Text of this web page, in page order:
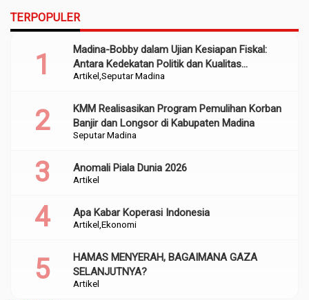
TERPOPULER
Artikel Seputar Madina
Madina-Bobby dalam Ujian Kesiapan Fiskal:
Antara Kedekatan Politik dan Kualitas
Perencanaan
Seputar Madina
KMM Realisasikan Program Pemulihan Korban
Banjir dan Longsor di Kabupaten Madina
Artikel
Anomali Piala Dunia 2026
Artikel Ekonomi
Apa Kabar Koperasi Indonesia
Artikel
HAMAS MENYERAH, BAGAIMANA GAZA
SELANJUTNYA?